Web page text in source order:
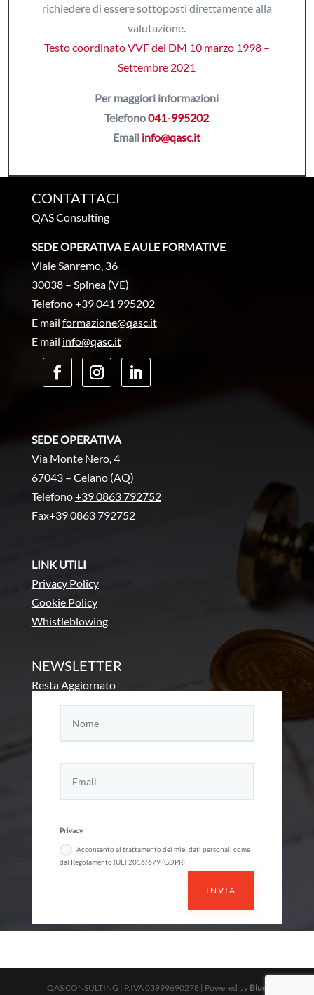
richiedere di essere sottoposti direttamente alla
valutazione.
Testo coordinato VVF del DM 10 marzo 1998 –
Settembre 2021
Per maggiori informazioni
Telefono041-995202
Email info@qasc.it
CONTATTACI
QAS Consulting
SEDE OPERATIVA E AULE FORMATIVE
Viale Sanremo, 36
30038 – Spinea (VE)
Telefono+39 041 995202
E mail formazione@qasc.it
E mail info@qasc.it
SEDE OPERATIVA
Via Monte Nero, 4
67043 – Celano (AQ)
Telefono+39 0863 792752
Fax+39 0863 792752
LINK UTILI
Privacy Policy
Cookie Policy
Whistleblowing
NEWSLETTER
Resta Aggiornato
Privacy
Acconsento al trattamento dei miei dati personali come
dal Regolamento (UE) 2016/679 (GDPR)
INVIA
QAS CONSULTING | P.IVA 03999690278 | Powered by Blue